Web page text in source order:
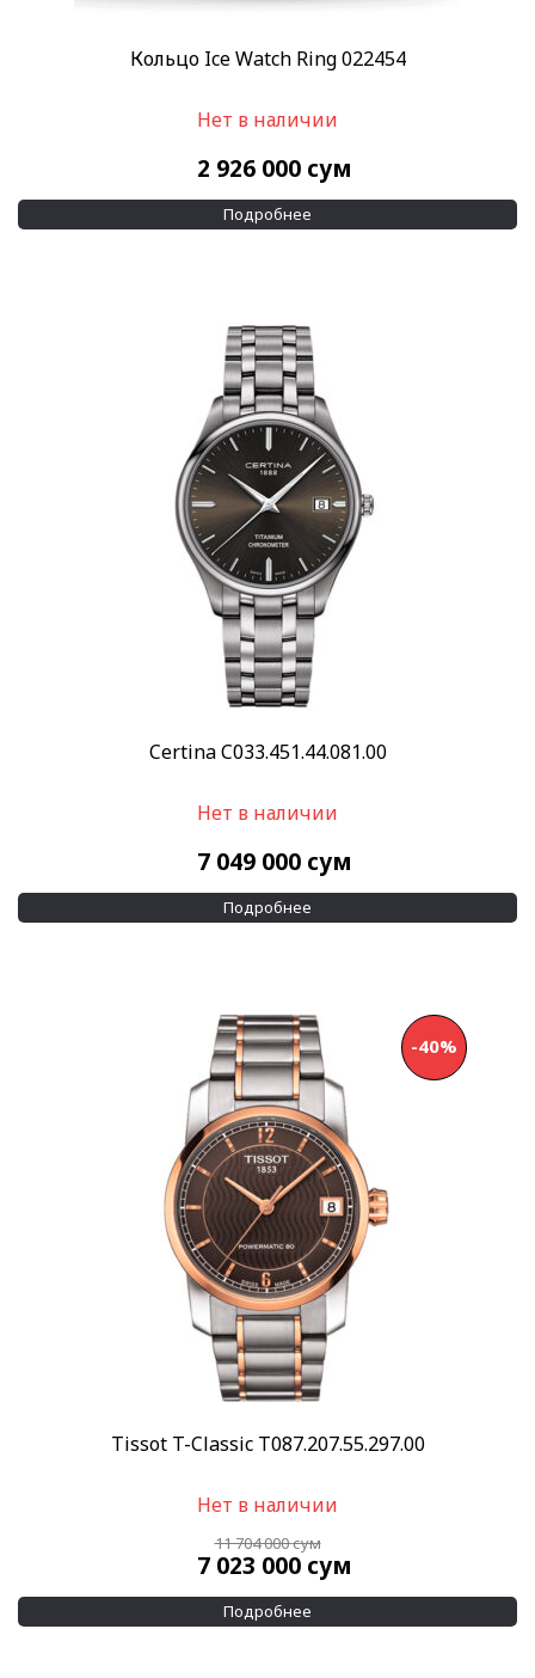
Кольцо Ice Watch Ring 022454
Нет в наличии
2 926 000 сум
Подробнее
Certina C033.451.44.081.00
Нет в наличии
7 049 000 сум
Подробнее
Tissot T-Classic T087.207.55.297.00
-40%
Нет в наличии
11 704 000сум
7 023 000 сум
Подробнее